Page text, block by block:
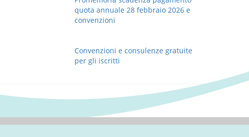
quota annuale 28 febbraio 2026 e
convenzioni
Convenzioni e consulenze gratuite
per gli iscritti